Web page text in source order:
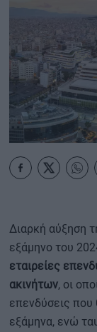
MY
Διαρκή αύξηση
εξάμηνο του
εταιρείες
ακινήτων, οι
επενδύσεις
εξάμηνα, ενώ